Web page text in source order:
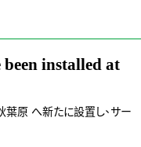
installed at
葉原 へ新たに設置し、サー